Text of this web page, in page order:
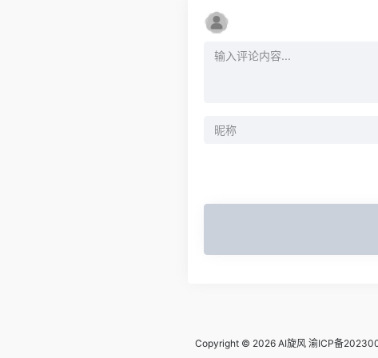
Copyright © 2026 AI旋风 渝ICP备